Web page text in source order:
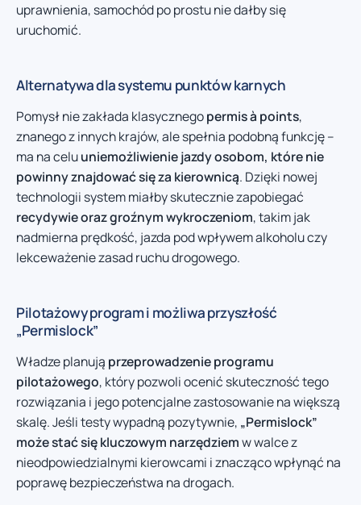
uprawnienia, samochód po prostu nie dałby się
uruchomić.
Alternatywa dla systemu punktów karnych
Pomysł nie zakłada klasycznegopermis à points,
znanego z innych krajów, ale spełnia podobną funkcję –
ma na celuuniemożliwienie jazdy osobom, które nie
powinny znajdować się za kierownicą. Dzięki nowej
technologii system miałby skutecznie zapobiegać
recydywie oraz groźnym wykroczeniom, takim jak
nadmierna prędkość, jazda pod wpływem alkoholu czy
lekceważenie zasad ruchu drogowego.
Pilotażowy program i możliwa przyszłość
„Permislock”
Władze planują przeprowadzenie programu
pilotażowego, który pozwoli ocenić skuteczność tego
rozwiązania i jego potencjalne zastosowanie na większą
skalę. Jeśli testy wypadną pozytywnie, „Permislock”
może stać się kluczowym narzędziemw walce z
nieodpowiedzialnymi kierowcami i znacząco wpłynąć na
poprawę bezpieczeństwa na drogach.